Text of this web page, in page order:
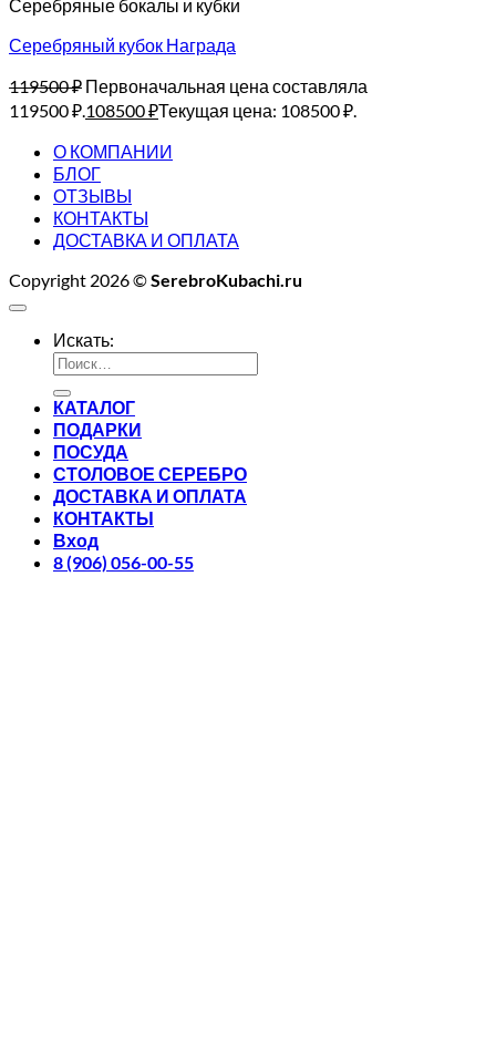
Серебряные бокалы и кубки
Серебряный кубок Награда
119500₽ Первоначальная цена составляла
119500 ₽. 108500₽Текущая цена: 108500 ₽.
О КОМПАНИИ
БЛОГ
ОТЗЫВЫ
КОНТАКТЫ
ДОСТАВКА И ОПЛАТА
Copyright 2026 ©SerebroKubachi.ru
Искать:
КАТАЛОГ
ПОДАРКИ
ПОСУДА
СТОЛОВОЕ СЕРЕБРО
ДОСТАВКА И ОПЛАТА
КОНТАКТЫ
Вход
8 (906) 056-00-55